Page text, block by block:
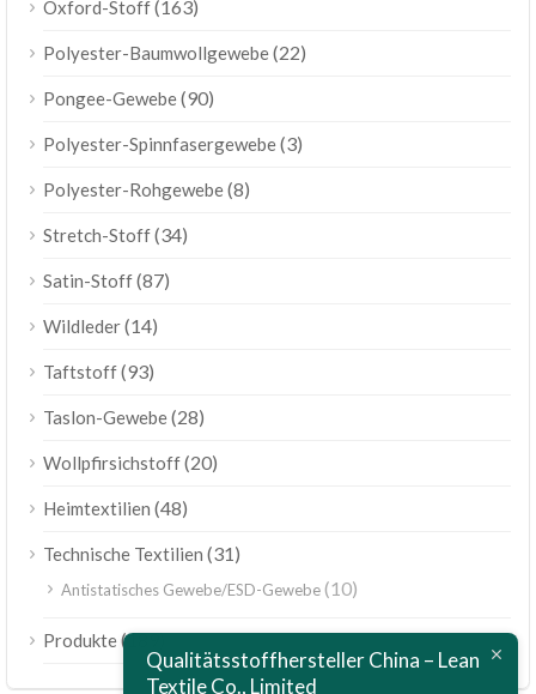
Oxford-Stoff(163)
Polyester-Baumwollgewebe(22)
Pongee-Gewebe(90)
Polyester-Spinnfasergewebe(3)
Polyester-Rohgewebe(8)
Stretch-Stoff(34)
Satin-Stoff(87)
Wildleder(14)
Taftstoff(93)
Taslon-Gewebe(28)
Wollpfirsichstoff(20)
Heimtextilien (48)
Technische Textilien (31)
Antistatisches Gewebe/ESD-Gewebe(10)
Produkte(189)
Qualitätsstoffhersteller China – Lean
Textile Co., Limited
Polski
Bahasa Melayu